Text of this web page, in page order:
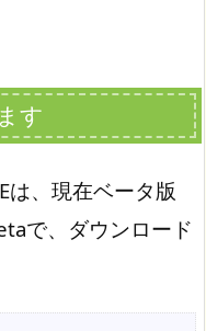
す
は、現在ベータ版
で、ダウンロード